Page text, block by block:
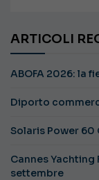
ARTICOLI
ABOFA 2026: la
Diporto
Solaris Power 60
Cannes
settembre